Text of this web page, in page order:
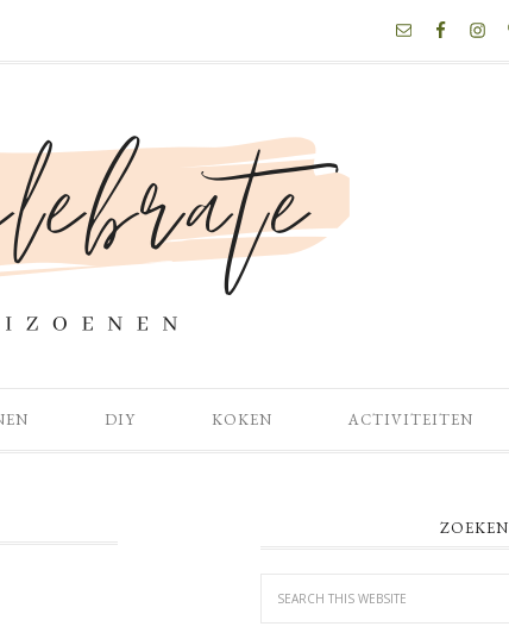
DIY KOKEN ACTIVITEITEN
ZOEKEN